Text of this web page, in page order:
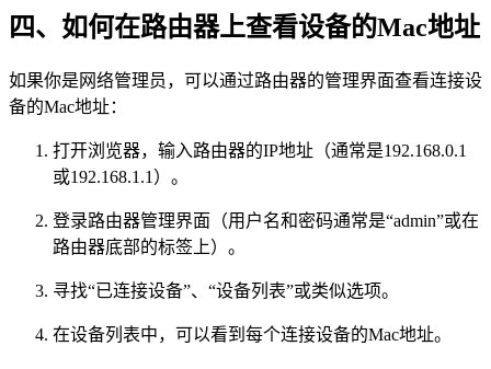
四、如何在路由器上查看设备的Mac地址
如果你是网络管理员，可以通过路由器的管理界面查看连接设
备的Mac地址：
打开浏览器，输入路由器的IP地址（通常是192.168.0.1
或192.168.1.1）。
登录路由器管理界面（用户名和密码通常是“admin”或在
路由器底部的标签上）。
寻找“已连接设备”、“设备列表”或类似选项。
在设备列表中，可以看到每个连接设备的Mac地址。